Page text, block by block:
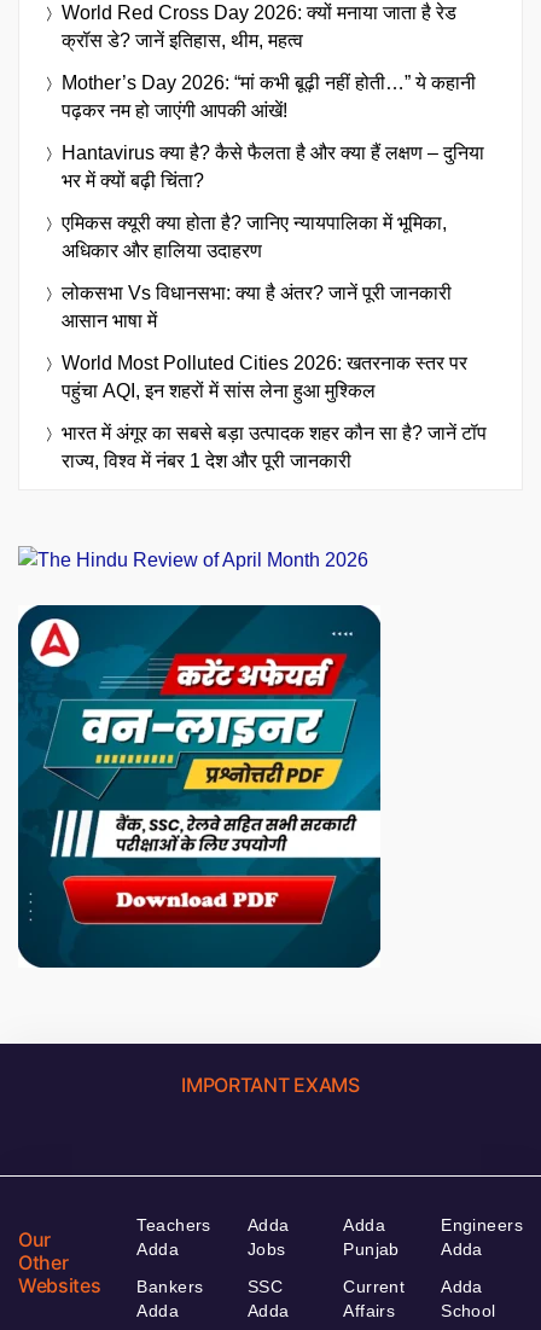
World Red Cross Day 2026: क्यों मनाया जाता है रेड
क्रॉस डे? जानें इतिहास, थीम, महत्व
Mother’s Day 2026: “मां कभी बूढ़ी नहीं होती…” ये कहानी
पढ़कर नम हो जाएंगी आपकी आंखें!
Hantavirus क्या है? कैसे फैलता है और क्या हैं लक्षण – दुनिया
भर में क्यों बढ़ी चिंता?
एमिकस क्यूरी क्या होता है? जानिए न्यायपालिका में भूमिका,
अधिकार और हालिया उदाहरण
लोकसभा Vs विधानसभा: क्या है अंतर? जानें पूरी जानकारी
आसान भाषा में
World Most Polluted Cities 2026: खतरनाक स्तर पर
पहुंचा AQI, इन शहरों में सांस लेना हुआ मुश्किल
भारत में अंगूर का सबसे बड़ा उत्पादक शहर कौन सा है? जानें टॉप
राज्य, विश्व में नंबर 1 देश और पूरी जानकारी
IMPORTANT EXAMS
Our
Other
Websites
Teachers
Adda
Bankers
Adda
Adda
Jobs
SSC
Adda
Adda
Punjab
Current
Affairs
Engineers
Adda
Adda
School